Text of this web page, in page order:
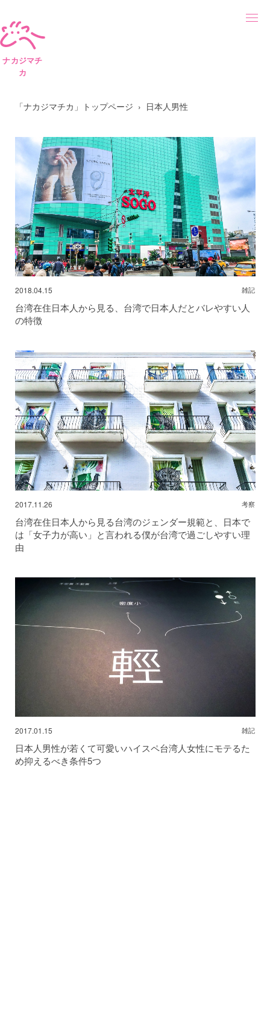
ナカジマチ
カ
「ナカジマチカ」トップページ 日本人男性
2018.04.15 雑記
台湾在住日本人から見る、台湾で日本人だとバレやすい人
の特徴
2017.11.26 考察
台湾在住日本人から見る台湾のジェンダー規範と、日本で
は「女子力が高い」と言われる僕が台湾で過ごしやすい理
由
2017.01.15 雑記
日本人男性が若くて可愛いハイスペ台湾人女性にモテるた
め抑えるべき条件5つ